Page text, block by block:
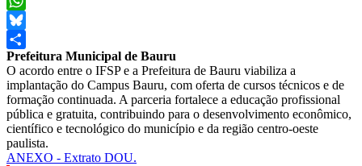
WhatsApp
Bluesky
Share
Prefeitura Municipal de Bauru
O acordo entre o IFSP e a Prefeitura de Bauru viabiliza a
implantação do Campus Bauru, com oferta de cursos técnicos e de
formação continuada. A parceria fortalece a educação profissional
pública e gratuita, contribuindo para o desenvolvimento econômico,
científico e tecnológico do município e da região centro-oeste
paulista.
ANEXO - Extrato DOU.